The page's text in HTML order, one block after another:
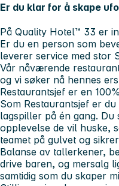
Er du klar for å skape
På Quality Hotel™ 33 er
Er du en person som
leverer service med stor
Vår nåværende
og vi søker nå hennes
Restaurantsjef er en
Som Restaurantsjef er
lagspiller på én gang.
opplevelse de vil huske,
teamet på gulvet og
Balanse av tallerkener,
drive baren, og mersalg
samtidig som du skaper